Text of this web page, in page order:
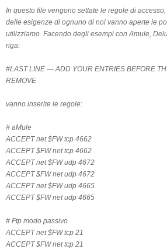
In questo file vengono settate le regole di
delle esigenze di ognuno di noi vanno aperte le
utilizziamo. Facendo degli esempi con Amule,
riga:
#LAST LINE — ADD YOUR ENTRIES BEFORE
REMOVE
vanno inserite le regole:
# aMule
ACCEPT net $FW tcp 4662
ACCEPT $FW net tcp 4662
ACCEPT net $FW udp 4672
ACCEPT $FW net udp 4672
ACCEPT net $FW udp 4665
ACCEPT $FW net udp 4665
# Ftp modo passivo
ACCEPT net $FW tcp 21
ACCEPT $FW net tcp 21